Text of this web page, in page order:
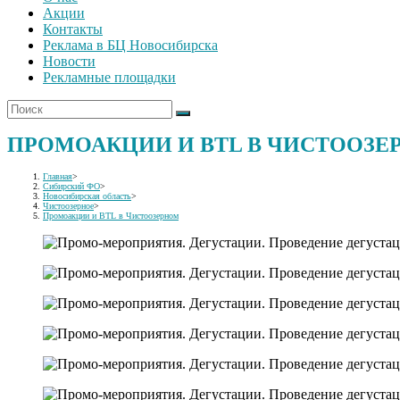
Акции
Контакты
Реклама в БЦ Новосибирска
Новости
Рекламные площадки
ПРОМОАКЦИИ И BTL В
Главная>
Сибирский ФО>
Новосибирская область>
Чистоозерное>
Промоакции и BTL в Чистоозерном